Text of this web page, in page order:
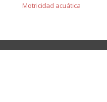
Motricidad acuática